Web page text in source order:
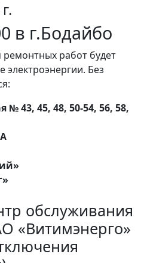
в г.Бодайбо
ремонтных работ будет
электроэнергии. Без
43, 45, 48, 50-54, 56, 58,
обслуживания
«Витимэнерго»